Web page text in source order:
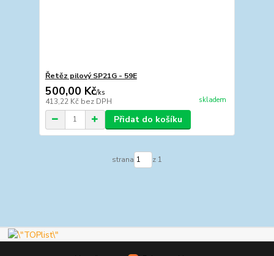
Řetěz pilový SP21G - 59E
500,00 Kč/ks
413,22 Kč bez DPH skladem
Přidat do košíku
strana z 1